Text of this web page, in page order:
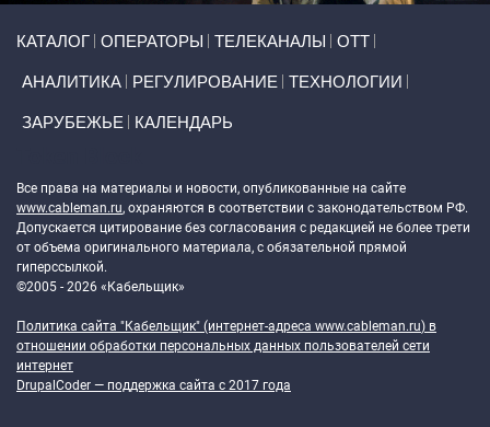
КАТАЛОГ ОПЕРАТОРЫ ТЕЛЕКАНАЛЫ ОТТ
АНАЛИТИКА РЕГУЛИРОВАНИЕ ТЕХНОЛОГИИ
ЗАРУБЕЖЬЕ КАЛЕНДАРЬ
Все права на материалы и новости, опубликованные на сайте
www.cableman.ru, охраняются в соответствии с законодательством РФ.
Допускается цитирование без согласования с редакцией не более трети
от объема оригинального материала, с обязательной прямой
гиперссылкой.
©2005 - 2026 «Кабельщик»
Политика сайта "Кабельщик" (интернет-адреса www.cableman.ru) в
отношении обработки персональных данных пользователей сети
интернет
DrupalCoder — поддержка сайта c 2017 года